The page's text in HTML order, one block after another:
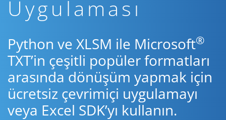
Uygulaması
Python ve XLSM ile Microsoft®
TXT’in çeşitli popüler formatları
arasında dönüşüm yapmak için
ücretsiz çevrimiçi uygulamayı
veya Excel SDK’yı kullanın.